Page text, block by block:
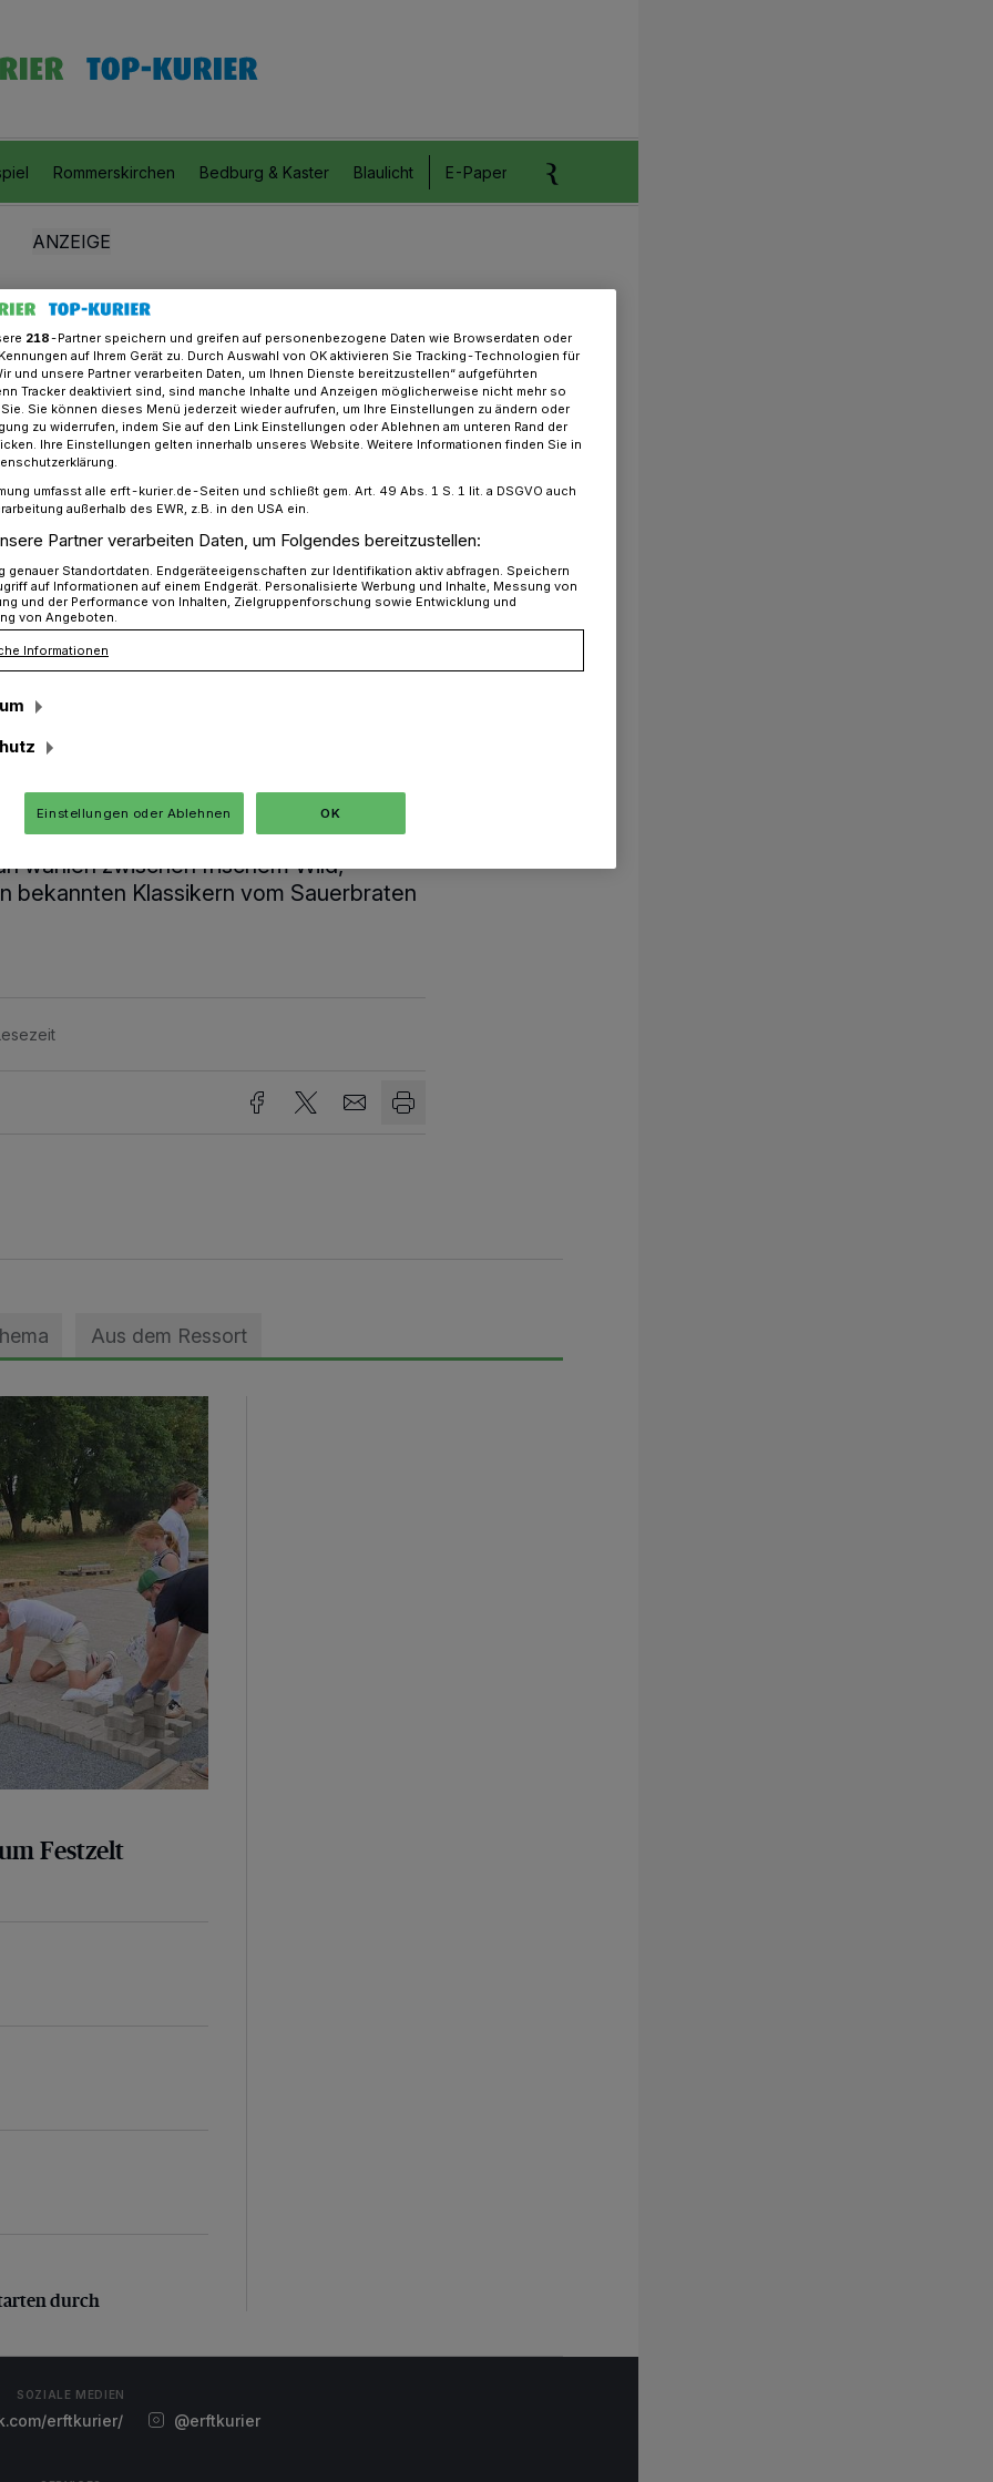
Rommerskirchen Bedburg & Kaster Blaulicht E-Paper Anzeigen aufgeben
Fest
Straße steht auch an den
an Ihrer Seite: Auf einem speziellen
wählen zwischen frischem Wild,
bekannten Klassikern vom Sauerbraten
Aus dem Ressort
Festzelt
durch
durch
SOZIALE MEDIEN
erftkurier/ @erftkurier
218-Partner speichern und greifen auf personenbezogene Daten wie Browserdaten oder
auf Ihrem Gerät zu. Durch Auswahl von OK aktivieren Sie Tracking-Technologien für
und unsere Partner verarbeiten Daten, um Ihnen Dienste bereitzustellen“ aufgeführten
Tracker deaktiviert sind, sind manche Inhalte und Anzeigen möglicherweise nicht mehr so
Sie können dieses Menü jederzeit wieder aufrufen, um Ihre Einstellungen zu ändern oder
zu widerrufen, indem Sie auf den Link Einstellungen oder Ablehnen am unteren Rand der
Ihre Einstellungen gelten innerhalb unseres Website. Weitere Informationen finden Sie in
umfasst alle erft-kurier.de-Seiten und schließt gem. Art. 49 Abs. 1 S. 1 lit. a DSGVO auch
außerhalb des EWR, z.B. in den USA ein.
Partner verarbeiten Daten, um Folgendes bereitzustellen:
genauer Standortdaten. Endgeräteeigenschaften zur Identifikation aktiv abfragen. Speichern
auf Informationen auf einem Endgerät. Personalisierte Werbung und Inhalte, Messung von
und der Performance von Inhalten, Zielgruppenforschung sowie Entwicklung und
von Angeboten.
Informationen
Einstellungen oder Ablehnen OK